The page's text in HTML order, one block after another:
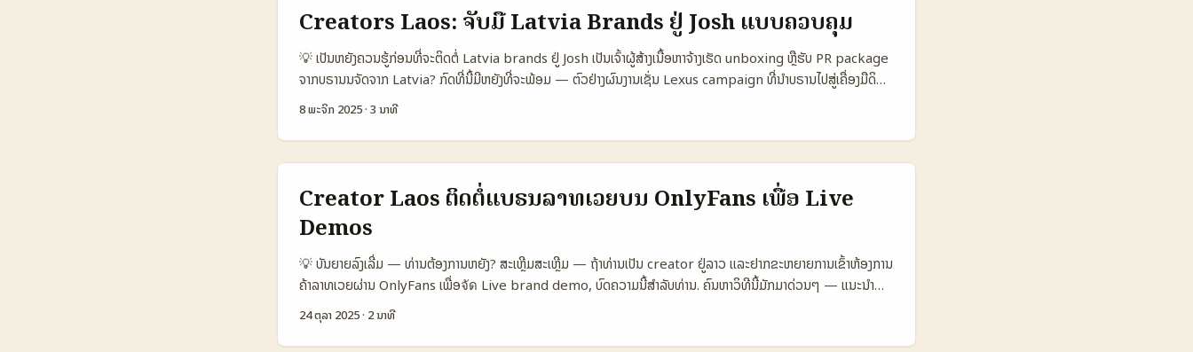
ແລະດຳເນີນການຢ່າງຮະມັດຮອງ (maldita). 📊 ຕາຕະລາງຂໍ້ມູນ: ການສົນທະນາ Telegram ສະຫຼຸບຂໍ້ມູນກັບຕົວເລືອກ
Outreach 🧩 Metric Direct DM Channel / Group Bot / API 👥 Monthly Active 12.000 3.500 1.200
📈 Avg Response 18% 9% 5% ⏱️ Time to Reply 24–72h 48–120h 72–168h 🔒 Privacy Risk
Medium Low High 🤝 Best Use Personal pitch Community seeding Automated invites ຕາຕະລາງ
ສະແດງວ່າ Direct DM ແມ່ນທາງທີ່ໄວທີ່ສຸດແລະມີອັດຕາຕອບກັບສູງທີ່ສຸດ, ແຕ່ມີຄວາມເສຍຫາຍດ້ານຄວາມສ່ຽງການແບ່ງປະກົດ
ຂໍ້ມູນ. Channel ແລະ Group ດີສໍາລັບການສະແດງຕົວຢ່າງແລະການເຂົ້າຮ່ວມເຊິ່ງຕ້ອງເວລາ, ຂໍ້ດີຄືລູກຄ້າແບຣນຈົງມັກຕິດຕໍ່ທາງນີ້.
Bot ແມ່ນເຫັນໄດ້ວ່າເປັນຕົວເລືອກອັດຕະໂນມັດສໍາລັບສົ່ງເຊີນແຕ່ມີອັດຕາຕອບກັບຕໍ່ໄດ້ນ້ອຍ. ...
Creators Laos: ຈັບມື Latvia Brands ຢູ່ Josh ແບບຄວບຄຸມ
💡 ເປັນຫຍັງຄວນຮູ້ກ່ອນທີ່ຈະຕິດຕໍ່ Latvia brands ຢູ່ Josh ເປັນເຈົ້າຜູ້ສ້າງເນື້ອຫາຈ້າງເຮັດ unboxing ຫຼືຮັບ PR package
ຈາກບຣານນຈັດຈາກ Latvia? ກົດທີ່ນີ້ມີຫຍັງທີ່ຈະພ້ອມ — ຕົວຢ່າງຜົນງານເຊັ່ນ Lexus campaign ທີ່ນຳບຣານໄປສູ່ເຄື່ອງມືດິ
ຈິຕອລແບບ 360º ເພື່ອເຊື່ອມໂຍງກັບ influencer ແບບທີ່ເປັນ lifestyle (ອ້າງອີງ: ອາແທດແບບຈາກແຈກ Reference
ເຊັ່ນ Samsung ຍັງແອບພື້ນເນື້ອຫາສຳລັບການປະກອບສິນຄ້າໃນຕະຫຼາດ (Geeky Gadgets) — ນັ້ນແຄ່ຕົວຢ່າງວ່າບຣານໃຫ້
ຄວາມສໍາຄັນກັບ leak, PR, ແລະ collaboration ກັບ creators. ສະເພາະນັ້ນ ຈະເປັນສິ່ງດີທີ່ຈະເຮັດແຜນການທີ່ຊັດເຈນເລີຍວ່າ
ເຈົ້າສາມາດສົ່ງຄ່າສົນຍາ, KPI, ແລະ timeline ຢ່າງຊັດເຈນ. 📊 ຕາຕະລາງ Data Snapshot: ການປະຈຳເດືອນ ແລະ ROI ຂອງ
ຕົວເລືອກການຕິດຕໍ່ 🧩 Metric Local micro Regional macro Latvia niche 👥 Monthly Active 45.000
350.000 28.000 📈 Avg Engagement 6.2% 4.5% 7.8% 💰 Typical PR Value 30–120 USD 300–
1.200 USD 40–250 EUR ⏱️ Avg Fulfil Time 7–14 ມື້ 14–30 ມື້ 10–21 ມື້ 📦 Shipping Cost 5–15 USD
30–80 USD 25–60 EUR 🔁 Conversion (views→site) 1.8% 2.5% 2.1% ຕາຕະລາງສະແດງວ່າ creators
ທ້ອງຖິ່ນແລະ niche ຈາກ Latvia ມີ engagement ສູງ, ແຕ່ຄ່າ PR ແລະຄ່າຂົນສົ່ງສາມາດຕໍ່ງ່າຍ. ສິ່ງທີ່ຄວນໃຫ້ຄຳນັບເຖິງແມ່ນ
shippingແລະ lead time ເພາະສອງເລື່ອງນີ້ສົ່ງຜົນກວ່າຄ່າ PR ເທົ່າໄປ. ...
8 ພະຈິກ 2025·3 ນາທີ
Creator Laos ຕິດຕໍ່ແບຣນລາທເວຍບນ OnlyFans ເພື່ອ Live
Demos
💡 ບັນຍາຍລົງເລີ່ມ — ທ່ານຕ້ອງການຫຍັງ? ສະເຫຼີມສະເຫຼີມ — ຖ້າທ່ານເປັນ creator ຢູ່ລາວ ແລະຢາກຂະຫຍາຍການເຂົ້າຫ້ອງການ
ຄ້າລາທເວຍຜ່ານ OnlyFans ເພື່ອจัด Live brand demo, ບົດຄວາມນີ້ສຳລັບທ່ານ. ຄົນຫາວິທີນີ້ມັກມາດ່ວນໆ — ແນະນຳ
ແບບການຂໍ, ການຈໍານວນຄ່າ, ການຕັ້ງ KPI ແລະວິທີດູແບບການນໍາໃຊ້ທີ່ເຫັນຜົນຈິງ. OnlyFans ບອກຕົວເລັກ: ທີມຂ່າວລາວະັດໄດ້
ລາຍງານວ່າ OnlyFans ຈົບປີ 2024 ມີທຸລະກຳ $7.2 ພັນລ້ານ, ຜູ້ສ້າງເພີ່ມຂຶ້ນເຖິງ 4.6 ລ້ານ ແລະຄວາມສຳພັນຂອງສະມາຊິກ
24 ຕຸລາ 2025· 2 ນາທີ